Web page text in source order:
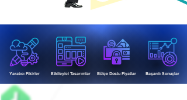
Yaratıcı Fikirler Etkileyici Tasarımlar Bütçe Dostu Fiyatlar Başarılı Sonuçlar